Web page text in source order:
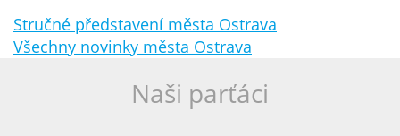
Stručné představení města Ostrava
Všechny novinky města Ostrava
Naši parťáci